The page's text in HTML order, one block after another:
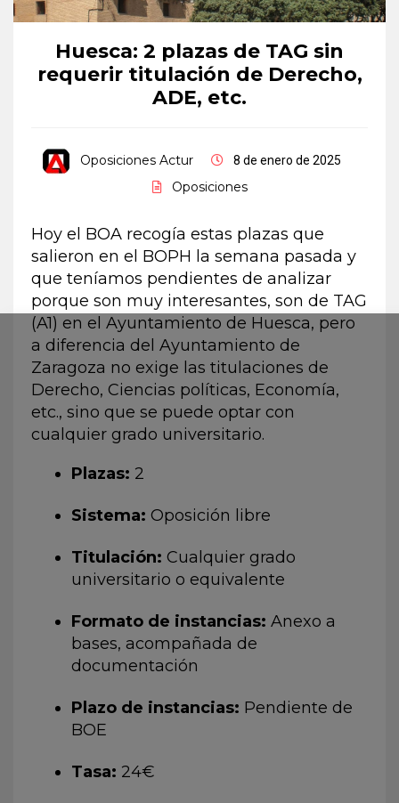
Huesca: 2 plazas de TAG sin
requerir titulación de Derecho,
ADE, etc.
Oposiciones Actur 8 de enero de 2025
Oposiciones
Hoy el BOA recogía estas plazas que
salieron en el BOPH la semana pasada y
que teníamos pendientes de analizar
porque son muy interesantes, son de TAG
(A1) en el Ayuntamiento de Huesca, pero
a diferencia del Ayuntamiento de
Zaragoza no exige las titulaciones de
Derecho, Ciencias políticas, Economía,
etc., sino que se puede optar con
cualquier grado universitario.
Plazas: 2
Sistema: Oposición libre
Titulación: Cualquier grado
universitario o equivalente
Formato de instancias: Anexo a
bases, acompañada de
documentación
Plazo de instancias: Pendiente de
BOE
Tasa: 24€